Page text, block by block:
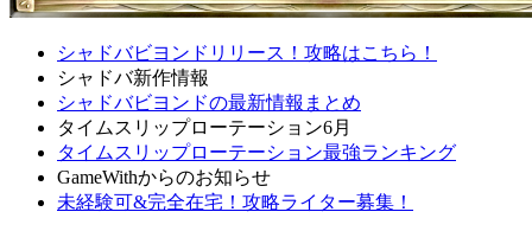
シャドバビヨンドリリース！攻略はこちら！
シャドバ新作情報
シャドバビヨンドの最新情報まとめ
タイムスリップローテーション6月
タイムスリップローテーション最強ランキング
GameWithからのお知らせ
未経験可&完全在宅！攻略ライター募集！